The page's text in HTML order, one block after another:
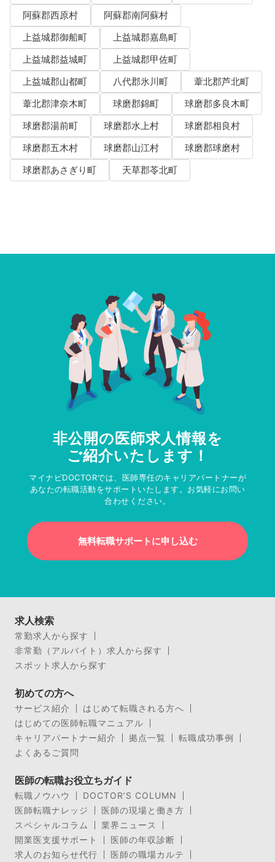
阿蘇郡西原村
阿蘇郡南阿蘇村
上益城郡御船町
上益城郡嘉島町
上益城郡益城町
上益城郡甲佐町
上益城郡山都町
八代郡氷川町
葦北郡芦北町
葦北郡津奈木町
球磨郡錦町
球磨郡多良木町
球磨郡湯前町
球磨郡水上村
球磨郡相良村
球磨郡五木村
球磨郡山江村
球磨郡球磨村
球磨郡あさぎり町
天草郡苓北町
非公開の医師求人情報を
ご紹介いたします！
マイナビDOCTORでは、医師専任のキャリアパートナーが
あなたの転職活動をサポートいたします。お気軽にお問い
合わせください。
無料転職サポートに申し込む
求人検索
常勤求人から探す
非常勤（アルバイト）求人から探す
スポット求人から探す
初めての方へ
サービス紹介
はじめて転職される方へ
はじめての医師転職マニュアル
キャリアパートナー紹介
拠点一覧
転職成功事例
よくあるご質問
医師の転職お役立ちガイド
転職ノウハウ
DOCTOR’S COLUMN
医師転職ナレッジ
医師の現場と働き方
スペシャルコラム
業界ニュース
開業医支援サポート
医師の年収診断
求人のお知らせ代行
医師の職場カルテ